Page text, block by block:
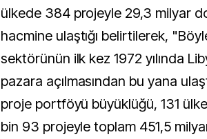
ülkede 384 projeyle 29,3 milyar
hacmine ulaştığı belirtilerek,
sektörünün ilk kez 1972 yılında
pazara açılmasından bu yana
proje portföyü büyüklüğü, 131
bin 93 projeyle toplam 451,5